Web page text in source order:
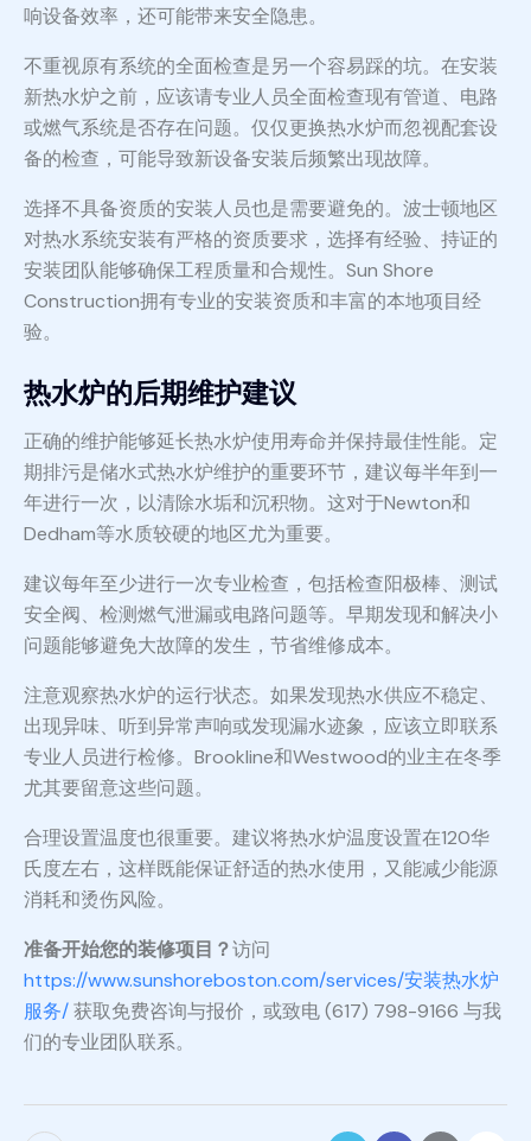
响设备效率，还可能带来安全隐患。
不重视原有系统的全面检查是另一个容易踩的坑。在安装
新热水炉之前，应该请专业人员全面检查现有管道、电路
或燃气系统是否存在问题。仅仅更换热水炉而忽视配套设
备的检查，可能导致新设备安装后频繁出现故障。
选择不具备资质的安装人员也是需要避免的。波士顿地区
对热水系统安装有严格的资质要求，选择有经验、持证的
安装团队能够确保工程质量和合规性。Sun Shore
Construction拥有专业的安装资质和丰富的本地项目经
验。
热水炉的后期维护建议
正确的维护能够延长热水炉使用寿命并保持最佳性能。定
期排污是储水式热水炉维护的重要环节，建议每半年到一
年进行一次，以清除水垢和沉积物。这对于Newton和
Dedham等水质较硬的地区尤为重要。
建议每年至少进行一次专业检查，包括检查阳极棒、测试
安全阀、检测燃气泄漏或电路问题等。早期发现和解决小
问题能够避免大故障的发生，节省维修成本。
注意观察热水炉的运行状态。如果发现热水供应不稳定、
出现异味、听到异常声响或发现漏水迹象，应该立即联系
专业人员进行检修。Brookline和Westwood的业主在冬季
尤其要留意这些问题。
合理设置温度也很重要。建议将热水炉温度设置在120华
氏度左右，这样既能保证舒适的热水使用，又能减少能源
消耗和烫伤风险。
准备开始您的装修项目？访问
https://www.sunshoreboston.com/services/安装热水炉
服务/获取免费咨询与报价，或致电 (617) 798-9166 与我
们的专业团队联系。